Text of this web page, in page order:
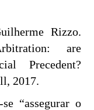
Rizzo.
are
Precedent?
2017.
“assegurar o